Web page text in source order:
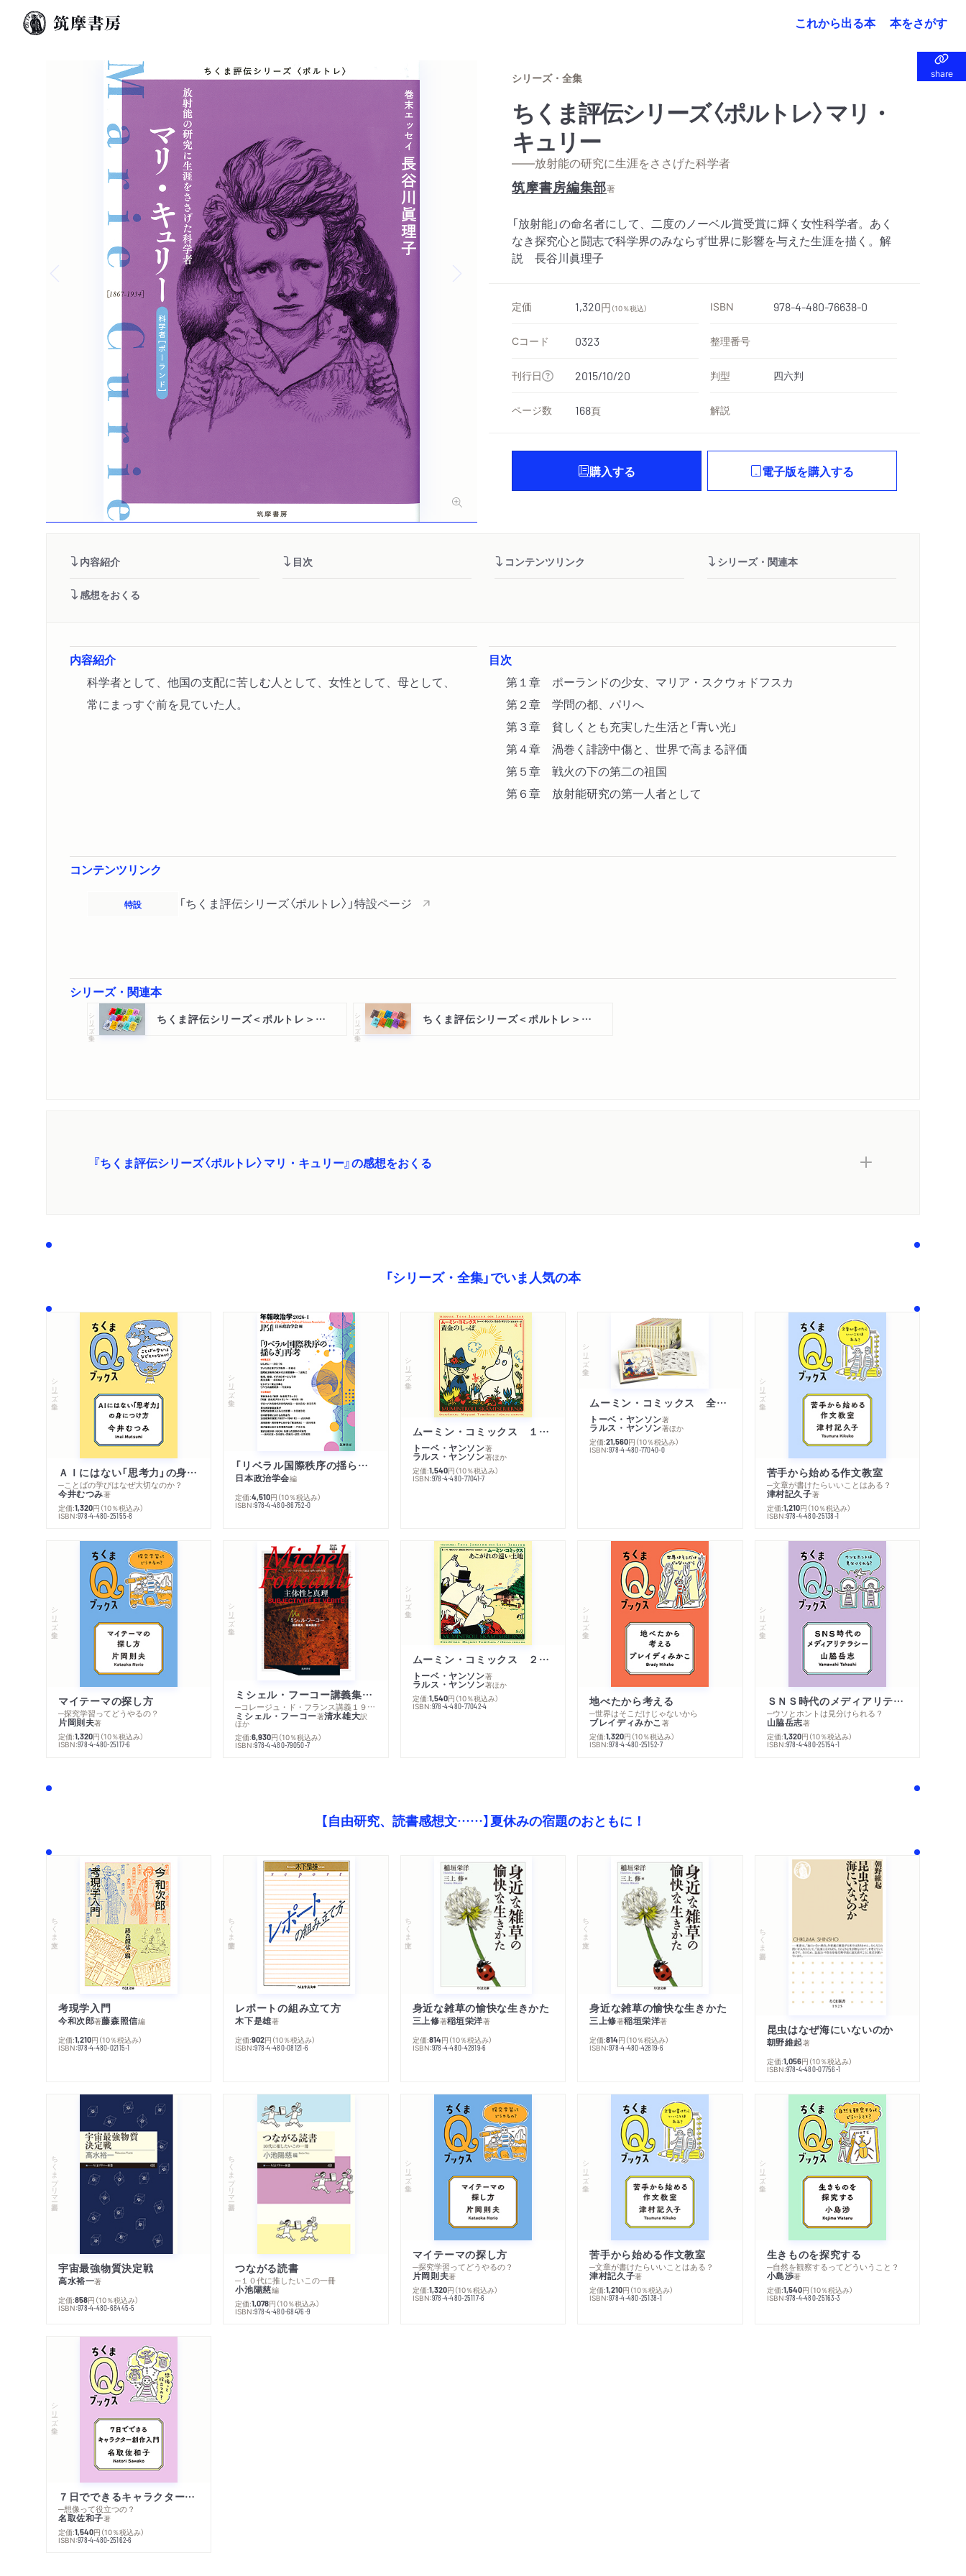
これから出る本 本をさがす
share
share
Previous slide
シリーズ・全集
ちくま評伝シリーズ〈ポルトレ〉マリ・
キュリー
——放射能の研究に生涯をささげた科学者
筑摩書房編集部著
「放射能」の命名者にして、二度のノーベル賞受賞に輝く女性科学者。あく
なき探究心と闘志で科学界のみならず世界に影響を与えた生涯を描く。解
説 長谷川眞理子
定価 1,320円 （10％税込） ISBN 978-4-480-76638-0
Cコード 0323 整理番号
刊行日 2015/10/20 判型 四六判
ページ数 168頁 解説
購入する 電子版を購入する
内容紹介 目次 コンテンツリンク シリーズ・関連本
感想をおくる
内容紹介
科学者として、他国の支配に苦しむ人として、女性として、母として、
常にまっすぐ前を見ていた人。
目次
第１章 ポーランドの少女、マリア・スクウォドフスカ
第２章 学問の都、パリへ
第３章 貧しくとも充実した生活と「青い光」
第４章 渦巻く誹謗中傷と、世界で高まる評価
第５章 戦火の下の第二の祖国
第６章 放射能研究の第一人者として
コンテンツリンク
特設 「ちくま評伝シリーズ〈ポルトレ〉」特設ページ
シリーズ・関連本
シリーズ・全集 ちくま評伝シリーズ＜ポルトレ＞第Ⅰ期全１５巻 シリーズ・全集 ちくま評伝シリーズ＜ポルトレ＞第Ⅱ期全１０巻
『ちくま評伝シリーズ〈ポルトレ〉マリ・キュリー』の感想をおくる
「シリーズ・全集」でいま人気の本
シリーズ・全集
ＡＩにはない「思考力」の身につけ方
─ことばの学びはなぜ大切なのか？
今井むつみ著
定価:1,320円 （10％税込み）
ISBN:978-4-480-25155-8
シリーズ・全集
「リベラル国際秩序の揺らぎ」再考 年報政治学２０２６‐Ⅰ
日本政治学会編
定価:4,510円 （10％税込み）
ISBN:978-4-480-86752-0
シリーズ・全集
ムーミン・コミックス １ 黄金のしっぽ
トーベ・ヤンソン著
ラルス・ヤンソン著ほか
定価:1,540円 （10％税込み）
ISBN:978-4-480-77041-7
シリーズ・全集
ムーミン・コミックス 全１４巻セット
トーベ・ヤンソン著
ラルス・ヤンソン著ほか
定価:21,560円 （10％税込み）
ISBN:978-4-480-77040-0
シリーズ・全集
苦手から始める作文教室
─文章が書けたらいいことはある？
津村記久子著
定価:1,210円 （10％税込み）
ISBN:978-4-480-25138-1
シリーズ・全集
マイテーマの探し方
─探究学習ってどうやるの？
片岡則夫著
定価:1,320円 （10％税込み）
ISBN:978-4-480-25117-6
シリーズ・全集
ミシェル・フーコー講義集成１０ 主体性と真理
─コレージュ・ド・フランス講義１９８０－１９８１年度
ミシェル・フーコー著清水雄大訳
ほか
定価:6,930円 （10％税込み）
ISBN:978-4-480-79050-7
シリーズ・全集
ムーミン・コミックス ２ あこがれの遠い土地
トーベ・ヤンソン著
ラルス・ヤンソン著ほか
定価:1,540円 （10％税込み）
ISBN:978-4-480-77042-4
シリーズ・全集
地べたから考える
─世界はそこだけじゃないから
ブレイディみかこ著
定価:1,320円 （10％税込み）
ISBN:978-4-480-25152-7
シリーズ・全集
ＳＮＳ時代のメディアリテラシー
─ウソとホントは見分けられる？
山脇岳志著
定価:1,320円 （10％税込み）
ISBN:978-4-480-25154-1
【自由研究、読書感想文……】夏休みの宿題のおともに！
ちくま文庫
考現学入門
今和次郎著藤森照信編
定価:1,210円 （10％税込み）
ISBN:978-4-480-02115-1
ちくま学芸文庫
レポートの組み立て方
木下是雄著
定価:902円 （10％税込み）
ISBN:978-4-480-08121-6
ちくま文庫
身近な雑草の愉快な生きかた
三上修著稲垣栄洋著
定価:814円 （10％税込み）
ISBN:978-4-480-42819-6
ちくま文庫
身近な雑草の愉快な生きかた
三上修著稲垣栄洋著
定価:814円 （10％税込み）
ISBN:978-4-480-42819-6
ちくま新書
昆虫はなぜ海にいないのか
朝野維起著
定価:1,056円 （10％税込み）
ISBN:978-4-480-07756-1
ちくまプリマー新書
宇宙最強物質決定戦
高水裕一著
定価:858円 （10％税込み）
ISBN:978-4-480-68445-5
ちくまプリマー新書
つながる読書
─１０代に推したいこの一冊
小池陽慈編
定価:1,078円 （10％税込み）
ISBN:978-4-480-68476-9
シリーズ・全集
マイテーマの探し方
─探究学習ってどうやるの？
片岡則夫著
定価:1,320円 （10％税込み）
ISBN:978-4-480-25117-6
シリーズ・全集
苦手から始める作文教室
─文章が書けたらいいことはある？
津村記久子著
定価:1,210円 （10％税込み）
ISBN:978-4-480-25138-1
シリーズ・全集
生きものを探究する
─自然を観察するってどういうこと？
小島渉著
定価:1,540円 （10％税込み）
ISBN:978-4-480-25163-3
シリーズ・全集
７日でできるキャラクター創作入門
─想像って役立つの？
名取佐和子著
定価:1,540円 （10％税込み）
ISBN:978-4-480-25162-6